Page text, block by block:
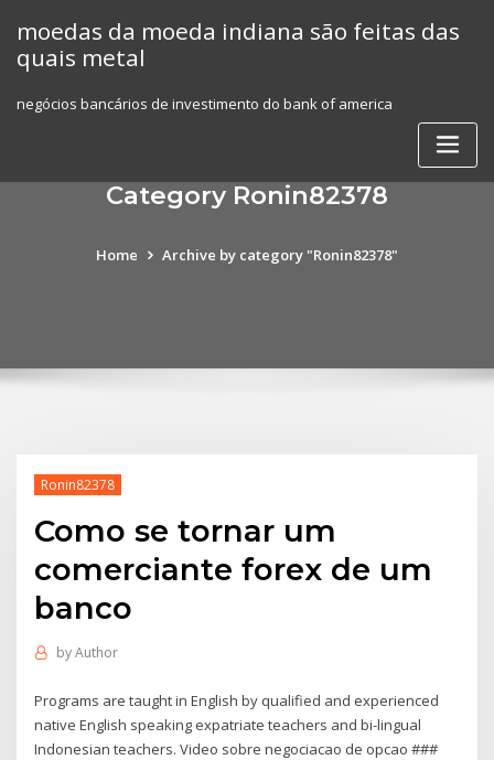
content
moedas da moeda indiana são feitas das
quais metal
negócios bancários de investimento do bank of america
Category Ronin82378
Home Archive by category "Ronin82378"
Ronin82378
Como se tornar um
comerciante forex de um
banco
byAuthor
Programs are taught in English by qualified and experienced
native English speaking expatriate teachers and bi-lingual
Indonesian teachers. Video sobre negociacao de opcao ###